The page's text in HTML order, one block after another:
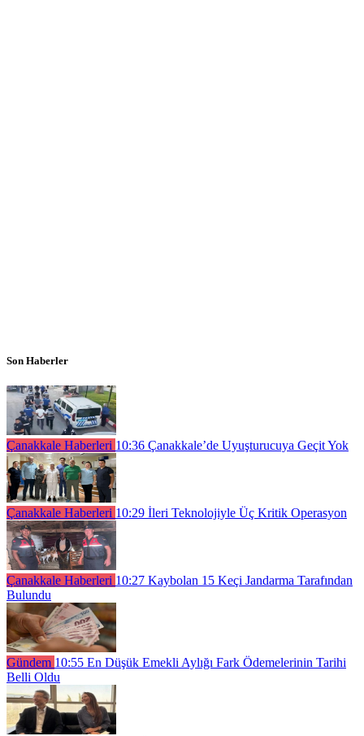
Son Haberler
Çanakkale Haberleri 10:36 Çanakkale’de Uyuşturucuya Geçit Yok
Çanakkale Haberleri 10:29 İleri Teknolojiyle Üç Kritik Operasyon
Çanakkale Haberleri 10:27 Kaybolan 15 Keçi Jandarma Tarafından
Bulundu
Gündem 10:55 En Düşük Emekli Aylığı Fark Ödemelerinin Tarihi
Belli Oldu